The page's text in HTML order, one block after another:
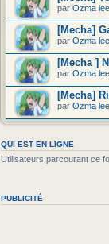
par Ozma lee
[Mecha]
par Ozma lee
[Mecha ]
par Ozma lee
[Mecha]
par Ozma lee
QUI EST EN LIGNE
Utilisateurs parcourant ce
PUBLICITÉ